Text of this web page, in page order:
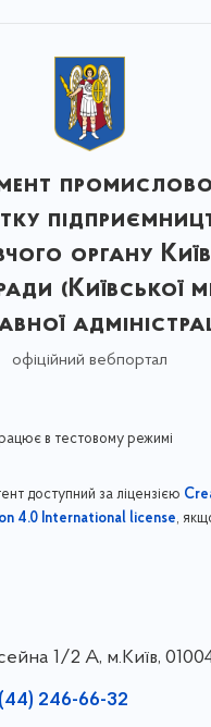
органу
(Київської
офіційний вебпортал
в тестовому режимі
доступний за ліцензією
4.0 International license,
1/⁠2 А, м.Київ,
246-66-32